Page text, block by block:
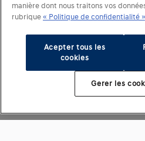
manière dont nous traitons vos
rubrique« Politique de confidentialité »
Acepter tous les
cookies
Gerer les